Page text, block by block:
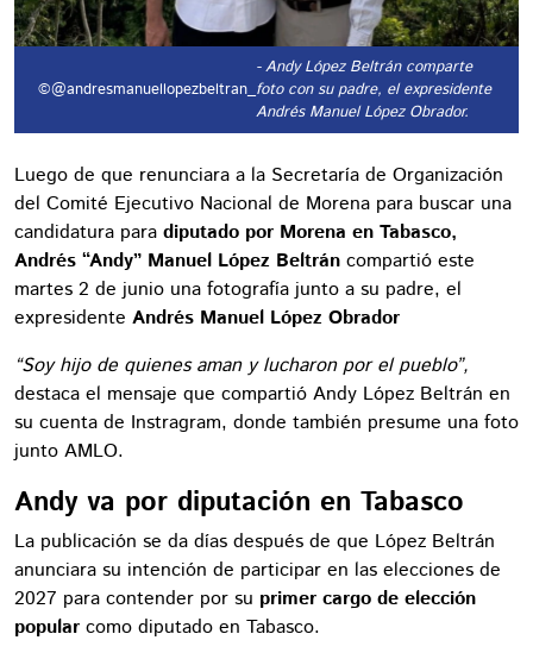
©@andresmanuellopezbeltran_
- Andy López Beltrán comparte
foto con su padre, el expresidente
Andrés Manuel López Obrador.
Luego de que renunciara a la Secretaría de Organización
del Comité Ejecutivo Nacional de Morena para buscar una
candidatura para diputado por Morena en Tabasco,
Andrés “Andy” Manuel López Beltrán compartió este
martes 2 de junio una fotografía junto a su padre, el
expresidente Andrés Manuel López Obrador
“Soy hijo de quienes aman y lucharon por el pueblo”,
destaca el mensaje que compartió Andy López Beltrán en
su cuenta de Instragram, donde también presume una foto
junto AMLO.
Andy va por diputación en Tabasco
La publicación se da días después de que López Beltrán
anunciara su intención de participar en las elecciones de
2027 para contender por su primer cargo de elección
popular como diputado en Tabasco.